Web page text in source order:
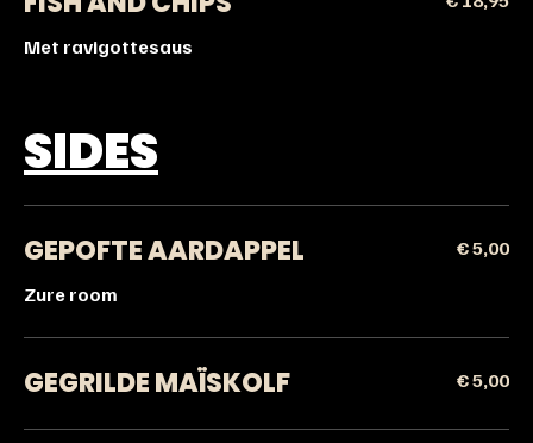
Met ravigottesaus
SIDES
GEPOFTE AARDAPPEL
Zure room
€ 5,00
GEGRILDE MAÏSKOLF € 5,00